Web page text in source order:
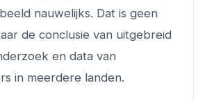
nauwelijks. Dat is geen
de conclusie van uitgebreid
en data van
in meerdere landen.